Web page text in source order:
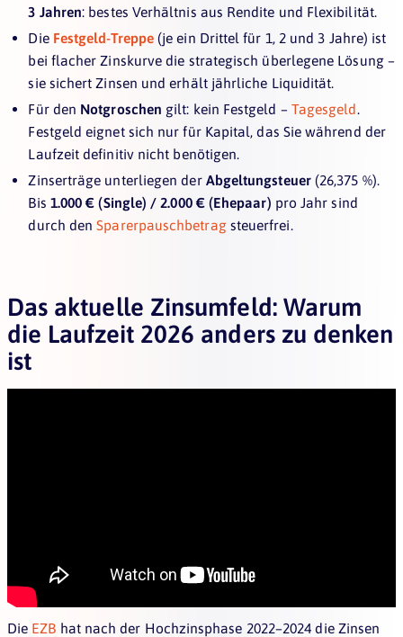
3 Jahren: bestes Verhältnis aus Rendite und Flexibilität.
Die Festgeld-Treppe(je ein Drittel für 1, 2 und 3 Jahre) ist
bei flacher Zinskurve die strategisch überlegene Lösung –
sie sichert Zinsen und erhält jährliche Liquidität.
Für den Notgroschen gilt: kein Festgeld – Tagesgeld.
Festgeld eignet sich nur für Kapital, das Sie während der
Laufzeit definitiv nicht benötigen.
Zinserträge unterliegen der Abgeltungsteuer(26,375 %).
Bis 1.000 € (Single) / 2.000 € (Ehepaar) pro Jahr sind
durch denSparerpauschbetrag steuerfrei.
Das aktuelle Zinsumfeld: Warum
die Laufzeit 2026 anders zu denken
ist
Die EZB hat nach der Hochzinsphase 2022–2024 die Zinsen